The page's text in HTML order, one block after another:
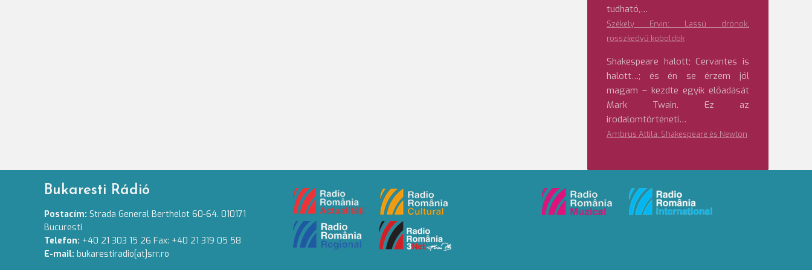
tudható,…
Székely Ervin: Lassú drónok,
rosszkedvű koboldok
Shakespeare halott; Cervantes is
halott…; és én se érzem jól
magam – kezdte egyik előadását
Mark Twain. Ez az
irodalomtörténeti…
Ambrus Attila: Shakespeare és Newton
Bukaresti Rádió
Postacím: Strada General Berthelot 60-64. 010171
Bucuresti
Telefon: +40 21 303 15 26 Fax: +40 21 319 05 58
E-mail: bukarestiradio[at]srr.ro